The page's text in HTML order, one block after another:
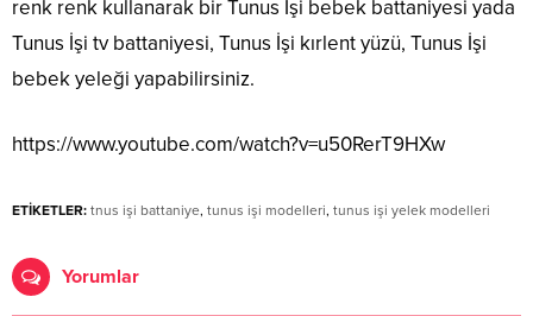
renk renk kullanarak bir Tunus İşi bebek battaniyesi yada
Tunus İşi tv battaniyesi, Tunus İşi kırlent yüzü, Tunus İşi
bebek yeleği yapabilirsiniz.
https://www.youtube.com/watch?v=u50RerT9HXw
ETİKETLER: tnus işi battaniye, tunus işi modelleri, tunus işi yelek modelleri
Yorumlar